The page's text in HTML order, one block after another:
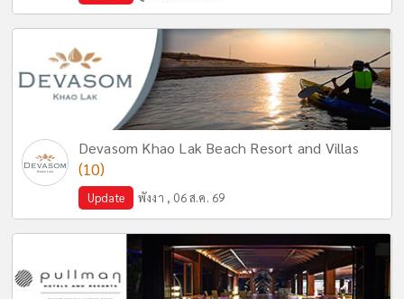
Devasom Khao Lak Beach Resort and Villas
(10)
Update พังงา , 06 ส.ค. 69